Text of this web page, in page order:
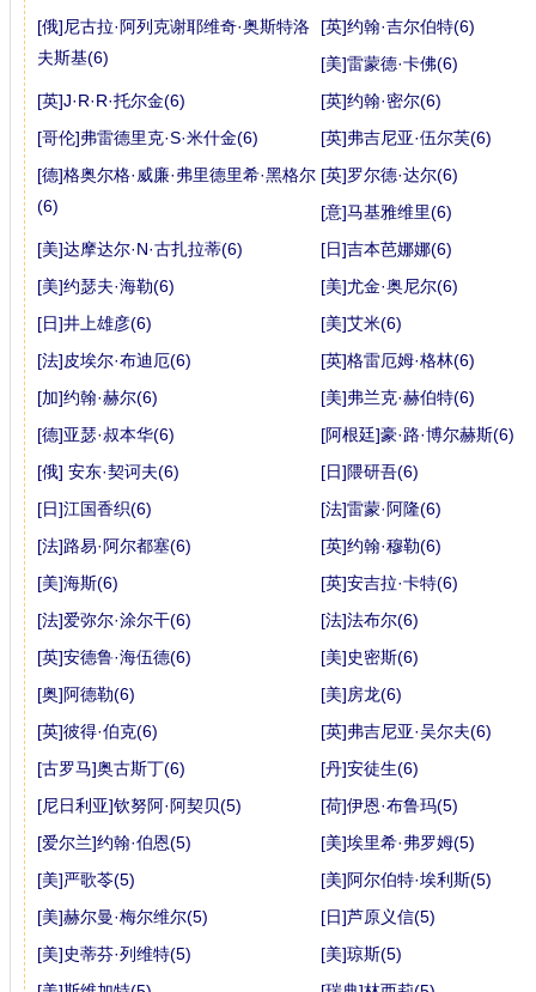
[俄]尼古拉·阿列克谢耶维奇·奥斯特洛
夫斯基(6)
[英]约翰·吉尔伯特(6)
[美]雷蒙德·卡佛(6)
[英]J·R·R·托尔金(6)
[英]约翰·密尔(6)
[哥伦]弗雷德里克·S·米什金(6)
[英]弗吉尼亚·伍尔芙(6)
[德]格奥尔格·威廉·弗里德里希·黑格尔
(6)
[英]罗尔德·达尔(6)
[意]马基雅维里(6)
[美]达摩达尔·N·古扎拉蒂(6)
[日]吉本芭娜娜(6)
[美]约瑟夫·海勒(6)
[美]尤金·奥尼尔(6)
[日]井上雄彦(6)
[美]艾米(6)
[法]皮埃尔·布迪厄(6)
[英]格雷厄姆·格林(6)
[加]约翰·赫尔(6)
[美]弗兰克·赫伯特(6)
[德]亚瑟·叔本华(6)
[阿根廷]豪·路·博尔赫斯(6)
[俄] 安东·契诃夫(6)
[日]隈研吾(6)
[日]江国香织(6)
[法]雷蒙·阿隆(6)
[法]路易·阿尔都塞(6)
[英]约翰·穆勒(6)
[美]海斯(6)
[英]安吉拉·卡特(6)
[法]爱弥尔·涂尔干(6)
[法]法布尔(6)
[英]安德鲁·海伍德(6)
[美]史密斯(6)
[奥]阿德勒(6)
[美]房龙(6)
[英]彼得·伯克(6)
[英]弗吉尼亚·吴尔夫(6)
[古罗马]奥古斯丁(6)
[丹]安徒生(6)
[尼日利亚]钦努阿·阿契贝(5)
[荷]伊恩·布鲁玛(5)
[爱尔兰]约翰·伯恩(5)
[美]埃里希·弗罗姆(5)
[美]严歌苓(5)
[美]阿尔伯特·埃利斯(5)
[美]赫尔曼·梅尔维尔(5)
[日]芦原义信(5)
[美]史蒂芬·列维特(5)
[美]琼斯(5)